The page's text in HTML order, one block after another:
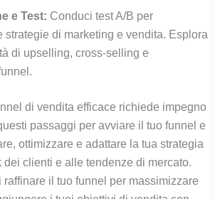
e Test: Conduci test A/B per
strategie di marketing e vendita. Esplora
di upselling, cross-selling e
di vendita efficace richiede impegno
passaggi per avviare il tuo funnel e
ottimizzare e adattare la tua strategia
dei clienti e alle tendenze di mercato.
raffinare il tuo funnel per massimizzare